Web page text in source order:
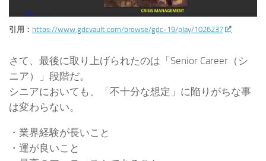
引用： https://www.gdcvault.com/browse/gdc-19/play/1026237
さて、最後に取り上げられたのは「Senior Career（シ
ニア）」段階だ。
シニアにおいても、「不十分な想定」に陥りがちな事
は変わらない。
・業界経験が長いこと
・運が良いこと